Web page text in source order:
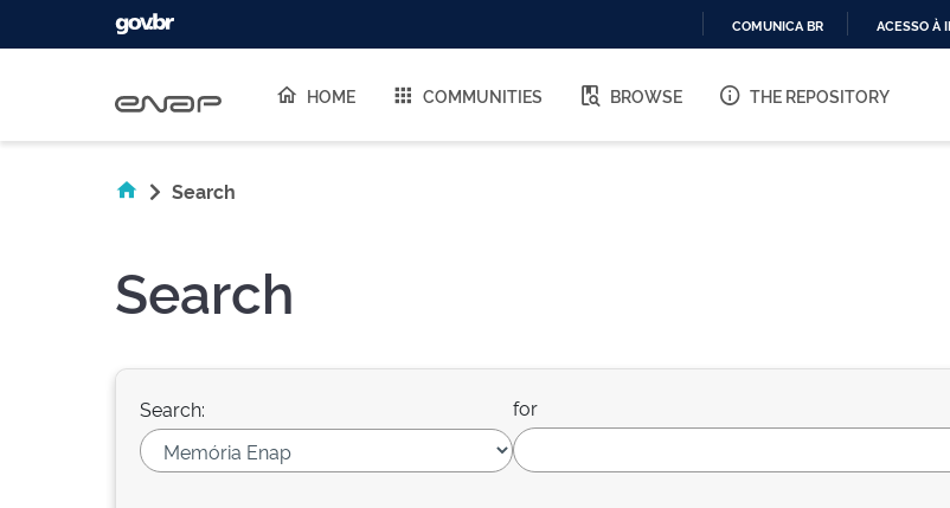
O
COMUNICA BR ACESSO À
HOME COMMUNITIES BROWSE THE REPOSITORY
Search
Search
Search: for